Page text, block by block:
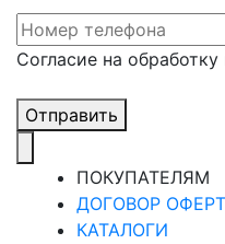
Cогласие на
Отправить
ПОКУПАТЕЛЯМ
ДОГОВОР
КАТАЛОГИ